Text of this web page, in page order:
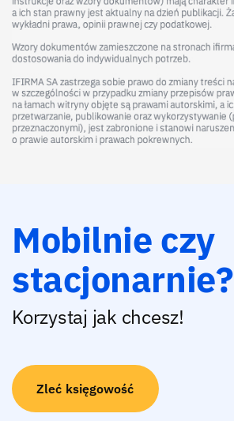
Mobilnie czy
stacjonarnie?
Korzystaj jak chcesz!
Zleć księgowość